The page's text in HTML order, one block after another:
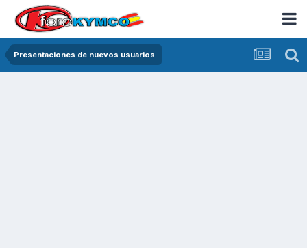
Presentaciones de nuevos usuarios